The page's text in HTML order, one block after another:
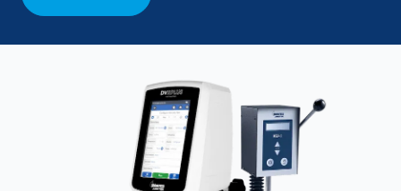
Acessórios
DIN, Espiral, SSA, Quick Connect, Spindle
Viscosidade (cP, mPa∙s, P, Pa∙s),
Temperatura (°C, °F ou K), Torque (%,
mNm, dina∙cm), Velocidade/Spindle e
Status das Etapas do Programa